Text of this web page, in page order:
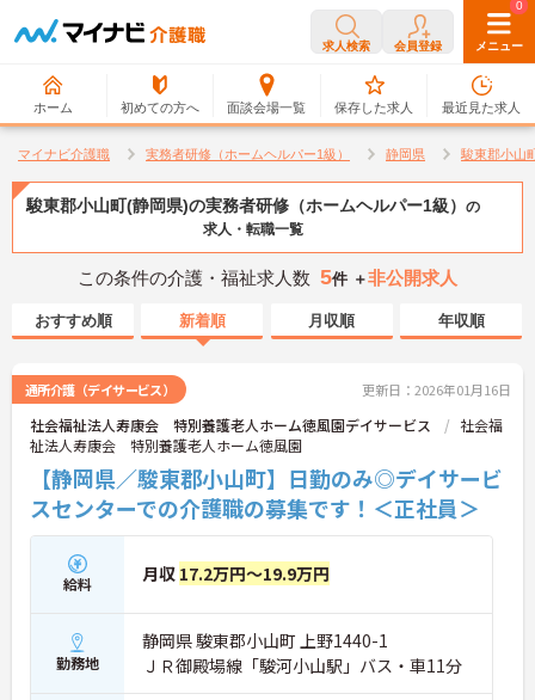
求人検索 会員登録 メニュー
ホーム 初めての方へ 面談会場一覧
0
保存した求人
0
最近見た求人
マイナビ介護職 実務者研修（ホームヘルパー1級） 静岡県 駿東郡小山
駿東郡小山町(静岡県)の実務者研修（ホームヘルパー1級） の
求人・転職一覧
この条件の介護・福祉求人数 5件 ＋非公開求人
おすすめ順 新着順 月収順 年収順
通所介護（デイサービス） 更新日：2026年01月16日
社会福祉法人寿康会 特別養護老人ホーム徳風園デイサービス
社会福
祉法人寿康会 特別養護老人ホーム徳風園
【静岡県／駿東郡小山町】日勤のみ◎デイサービ
スセンターでの介護職の募集です！＜正社員＞
給料 月収 17.2万円～19.9万円
勤務地
静岡県 駿東郡小山町 上野1440-1
ＪＲ御殿場線「駿河小山駅」バス・車11分